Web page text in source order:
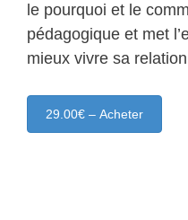
le pourquoi et le
pédagogique et met
mieux vivre sa
29.00€ – Acheter